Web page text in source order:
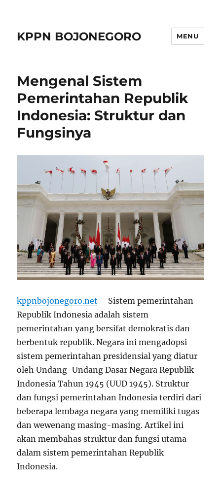
KPPN BOJONEGORO MENU
Mengenal Sistem
Pemerintahan Republik
Indonesia: Struktur dan
Fungsinya
kppnbojonegoro.net – Sistem pemerintahan
Republik Indonesia adalah sistem
pemerintahan yang bersifat demokratis dan
berbentuk republik. Negara ini mengadopsi
sistem pemerintahan presidensial yang diatur
oleh Undang-Undang Dasar Negara Republik
Indonesia Tahun 1945 (UUD 1945). Struktur
dan fungsi pemerintahan Indonesia terdiri dari
beberapa lembaga negara yang memiliki tugas
dan wewenang masing-masing. Artikel ini
akan membahas struktur dan fungsi utama
dalam sistem pemerintahan Republik
Indonesia.